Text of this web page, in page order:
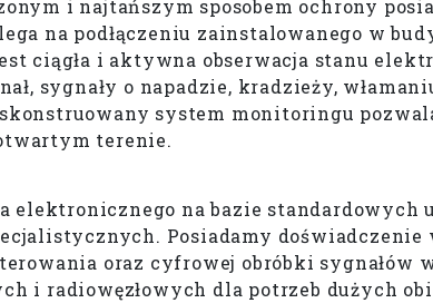
i najtańszym sposobem ochrony
na podłączeniu zainstalowanego w
ciągła i aktywna obserwacja stanu
sygnały o napadzie, kradzieży,
system monitoringu
terenie.
elektronicznego na bazie
Posiadamy
oraz cyfrowej obróbki
i radiowęzłowych dla potrzeb dużych